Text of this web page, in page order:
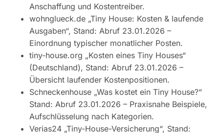
Anschaffung und Kostentreiber.
wohnglueck.de „Tiny House: Kosten & laufende
Ausgaben“, Stand: Abruf 23.01.2026 –
Einordnung typischer monatlicher Posten.
tiny-house.org „Kosten eines Tiny Houses“
(Deutschland), Stand: Abruf 23.01.2026 –
Übersicht laufender Kostenpositionen.
Schneckenhouse „Was kostet ein Tiny House?“
Stand: Abruf 23.01.2026 – Praxisnahe Beispiele,
Aufschlüsselung nach Kategorien.
Verias24 „Tiny-House-Versicherung“, Stand: